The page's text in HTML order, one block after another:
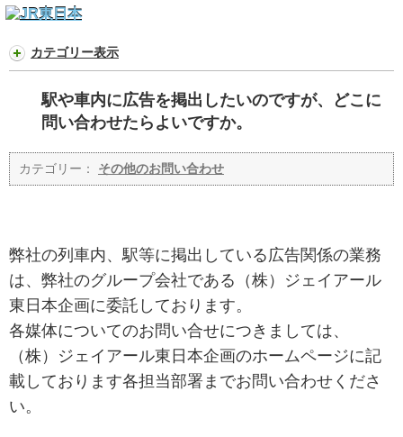
カテゴリー表示
駅や車内に広告を掲出したいのですが、どこに
問い合わせたらよいですか。
カテゴリー： その他のお問い合わせ
弊社の列車内、駅等に掲出している広告関係の業務
は、弊社のグループ会社である（株）ジェイアール
東日本企画に委託しております。
各媒体についてのお問い合せにつきましては、
（株）ジェイアール東日本企画のホームページに記
載しております各担当部署までお問い合わせくださ
い。